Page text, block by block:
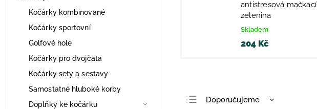
Kočárky kombinované
Kočárky sportovní
Golfové hole
Kočárky pro dvojčata
Kočárky sety a sestavy
Samostatné hluboké korby
Doplňky ke kočárku
antistresová mačkací
zelenina
Skladem
204 Kč
Doporučujeme